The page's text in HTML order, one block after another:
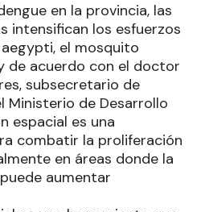
en la provincia, las
intensifican los esfuerzos
el mosquito
de acuerdo con el doctor
subsecretario de
Ministerio de Desarrollo
espacial es una
combatir la proliferación
en áreas donde la
aumentar